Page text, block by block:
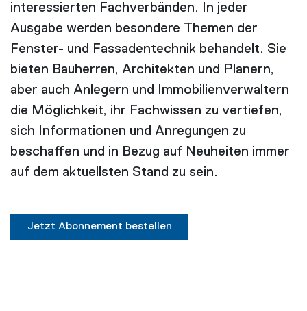
interessierten Fachverbänden. In jeder
Ausgabe werden besondere Themen der
Fenster- und Fassadentechnik behandelt. Sie
bieten Bauherren, Architekten und Planern,
aber auch Anlegern und Immobilienverwaltern
die Möglichkeit, ihr Fachwissen zu vertiefen,
sich Informationen und Anregungen zu
beschaffen und in Bezug auf Neuheiten immer
auf dem aktuellsten Stand zu sein.
Jetzt Abonnement bestellen